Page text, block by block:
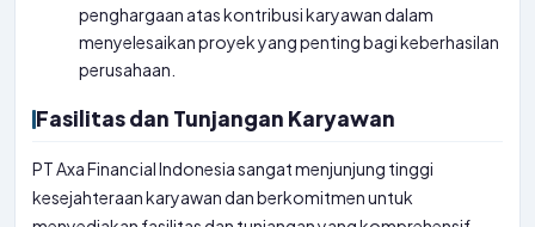
penghargaan atas kontribusi karyawan dalam
menyelesaikan proyek yang penting bagi keberhasilan
perusahaan.
Fasilitas dan Tunjangan Karyawan
PT Axa Financial Indonesia sangat menjunjung tinggi
kesejahteraan karyawan dan berkomitmen untuk